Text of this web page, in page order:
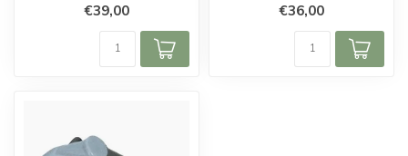
€39,00
Perf...
€36,00